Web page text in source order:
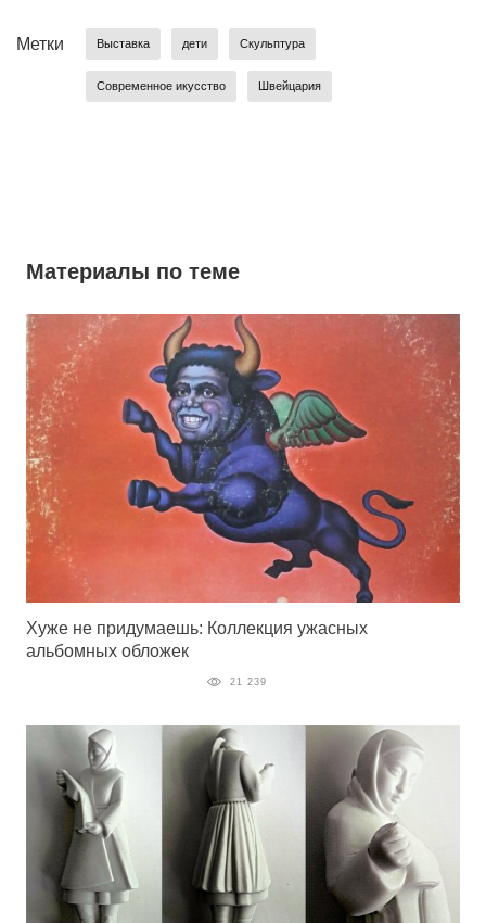
Метки Выставка дети Скульптура
Современное икусство Швейцария
Материалы по теме
Хуже не придумаешь: Коллекция ужасных
альбомных обложек
21 239